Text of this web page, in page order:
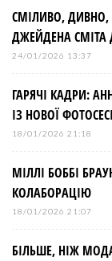
СМІЛИВО, ДИВНО,
ДЖЕЙДЕНА СМІТА
24/01/2026 13:37
ГАРЯЧІ КАДРИ:
ІЗ НОВОЇ
18/01/2026 21:18
МІЛЛІ БОББІ
КОЛАБОРАЦІЮ
18/01/2026 21:07
БІЛЬШЕ, НІЖ